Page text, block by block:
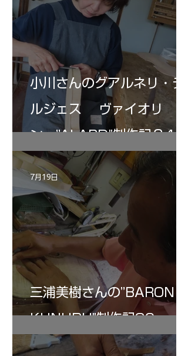
小川さんのグアルネリ・デ
ルジェス ヴァイオリ
ン ”ALARD"制作記３4
三浦美樹さんの”BARON・
KUNUPU"制作記30
7月19日